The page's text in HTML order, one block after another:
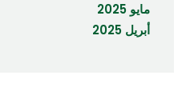
مايو 2025
أبريل 2025